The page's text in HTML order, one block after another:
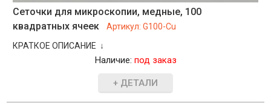
Сеточки для микроскопии, медные, 100
квадратных ячеек
Артикул:G100-Cu
КРАТКОЕ ОПИСАНИЕ ↓
Наличие: под заказ
+ ДЕТАЛИ